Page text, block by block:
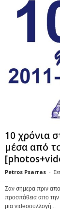
10 χρόνια
μέσα από
Petros Psarras -
Σαν σήμερα πριν απο
προσπάθεια απο
μια videoσυλλογή...